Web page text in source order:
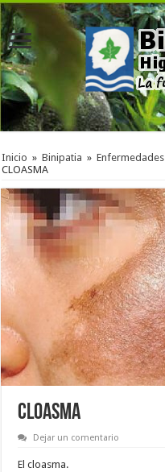
Inicio » Binipatia » Enfermedades
CLOASMA
CLOASMA
Dejar un comentario
El cloasma.